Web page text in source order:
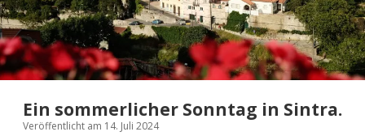
Ein sommerlicher Sonntag in Sintra.
Veröffentlicht am 14. Juli 2024